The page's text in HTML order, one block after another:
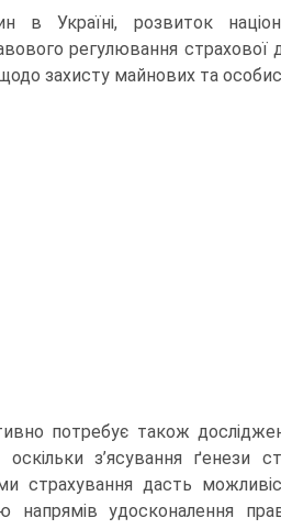
в Україні, розвиток
регулювання страхової
захисту майнових та
потребує також
з’ясування ґенези
страхування дасть
напрямів удосконалення